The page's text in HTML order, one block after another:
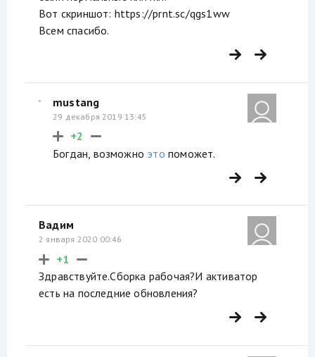
Вот скриншот: https://prnt.sc/qgs1ww
Всем спасибо.
mustang
29 декабря 2019 13:45
+2
Богдан, возможно это поможет.
Вадим
2 января 2020 00:46
+1
Здравствуйте.Сборка рабочая?И активатор
есть на последние обновления?